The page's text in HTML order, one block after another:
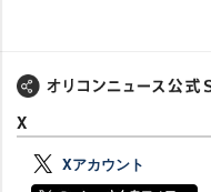
X
Xアカウント